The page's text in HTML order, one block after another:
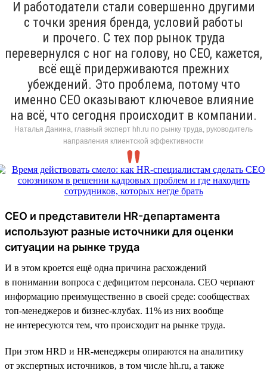
И работодатели стали совершенно другими
с точки зрения бренда, условий работы
и прочего. С тех пор рынок труда
перевернулся с ног на голову, но CEO, кажется,
всё ещё придерживаются прежних
убеждений. Это проблема, потому что
именно CEO оказывают ключевое влияние
на всё, что сегодня происходит в компании.
Наталья Данина, главный эксперт hh.ru по рынку труда, руководитель
направления клиентской эффективности
CEO и представители HR-департамента
используют разные источники для оценки
ситуации на рынке труда
И в этом кроется ещё одна причина расхождений
в понимании вопроса с дефицитом персонала. CEO черпают
информацию преимущественно в своей среде: сообществах
топ-менеджеров и бизнес-клубах. 11% из них вообще
не интересуются тем, что происходит на рынке труда.
При этом HRD и HR-менеджеры опираются на аналитику
от экспертных источников, в том числе hh.ru, а также